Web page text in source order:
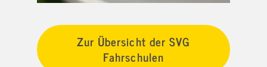
Zur Übersicht der SVG
Fahrschulen